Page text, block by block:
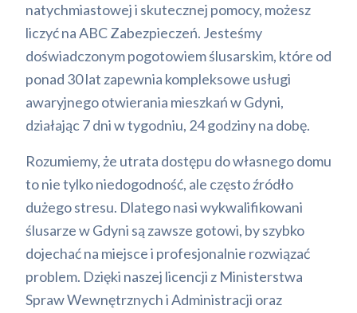
natychmiastowej i skutecznej pomocy, możesz
liczyć na ABC Zabezpieczeń. Jesteśmy
doświadczonym pogotowiem ślusarskim, które od
ponad 30 lat zapewnia kompleksowe usługi
awaryjnego otwierania mieszkań w Gdyni,
działając 7 dni w tygodniu, 24 godziny na dobę.
Rozumiemy, że utrata dostępu do własnego domu
to nie tylko niedogodność, ale często źródło
dużego stresu. Dlatego nasi wykwalifikowani
ślusarze w Gdyni są zawsze gotowi, by szybko
dojechać na miejsce i profesjonalnie rozwiązać
problem. Dzięki naszej licencji z Ministerstwa
Spraw Wewnętrznych i Administracji oraz